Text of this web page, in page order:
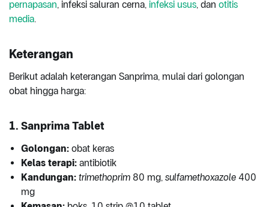
pernapasan, infeksi saluran cerna, infeksi usus, dan otitis
media.
Keterangan
Berikut adalah keterangan Sanprima, mulai dari golongan
obat hingga harga:
1. Sanprima Tablet
Golongan: obat keras
Kelas terapi: antibiotik
Kandungan: trimethoprim 80 mg, sulfamethoxazole 400
mg